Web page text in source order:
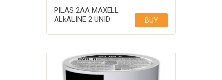
PILAS 2AA MAXELL
ALkALINE 2 UNID
BUY